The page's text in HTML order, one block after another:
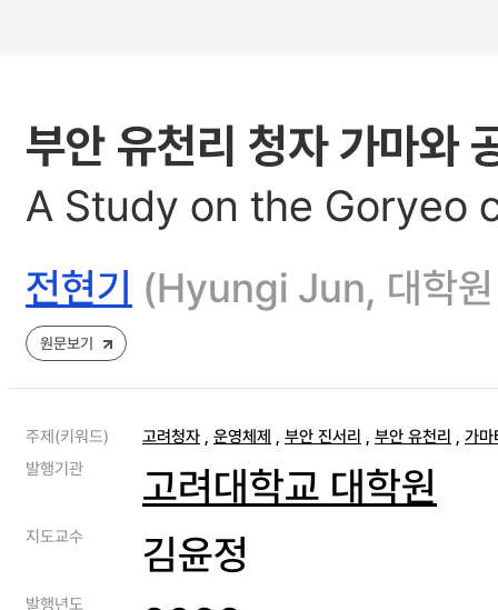
부안 유천리 청자 가마와
A Study on the Goryeo
전현기 (Hyungi Jun, 대학원
원문보기
주제(키워드) 고려청자 , 운영체제 , 부안 진서리 , 부안 유천리 , 가마
발행기관
고려대학교 대학원
지도교수 김윤정
발행년도